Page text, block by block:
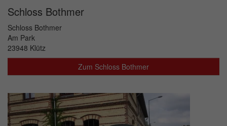
Schloss Bothmer
Schloss Bothmer
Am Park
23948 Klütz
Zum Schloss Bothmer